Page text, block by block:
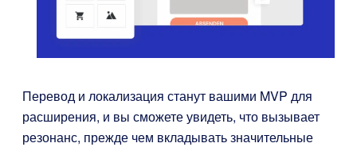
Перевод и локализация станут вашими MVP для
расширения, и вы сможете увидеть, что вызывает
резонанс, прежде чем вкладывать значительные